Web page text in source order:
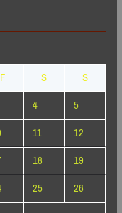
F S
S
4
5
11
12
18
19
25
26